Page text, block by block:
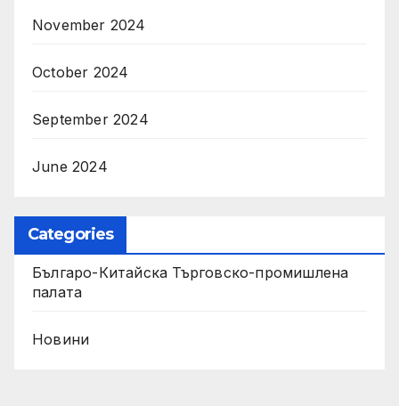
November 2024
October 2024
September 2024
June 2024
Categories
Българо-Китайска Търговско-промишлена
палaта
Новини